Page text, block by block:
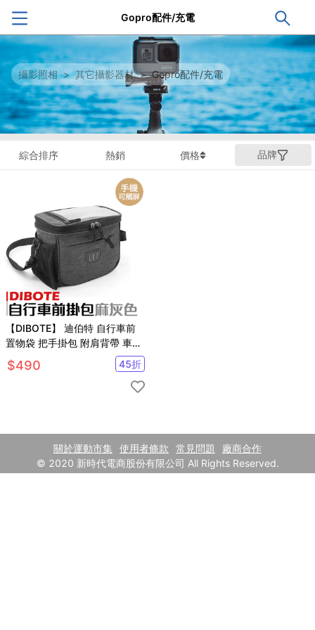
Gopro配件/充電
攝影照相 > 其它攝影器材 > Gopro配件/充電
綜合排序 熱銷 價格 品牌
【DIBOTE】 迪伯特 自行車前
置物袋 把手掛包 附肩背帶 車前
袋 腳踏車相機包
$490 45折
關於運動市集 使用者條款 常見問題
廠商合作
© 2020 新時代電商股份有限公司 All Rights Reserved.